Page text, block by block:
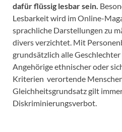
dafür flüssig lesbar sein.
Lesbarkeit wird im Online-
sprachliche Darstellungen zu
divers verzichtet. Mit
grundsätzlich alle
Angehörige ethnischer oder
Kriterien verortende
Gleichheitsgrundsatz gilt
Diskriminierungsverbot.